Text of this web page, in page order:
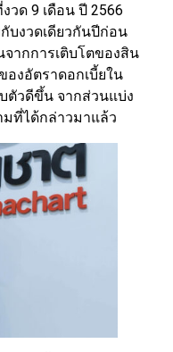
ด 9 เดือน ปี 2566
บงวดเดียวกันปีก่อน
ากการเติบโตของสิน
งอัตราดอกเบี้ยใน
ตัวดีขึ้น จากส่วนแบ่ง
มที่ได้กล่าวมาแล้ว